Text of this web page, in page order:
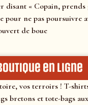
disant « Copain,
pour ne pas poursuivre
de boue
en ligne
vos terroirs ! T-
bretons et tote-bags